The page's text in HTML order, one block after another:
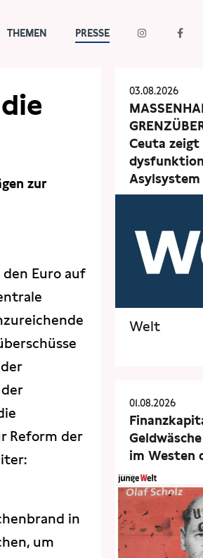
THEMEN PRESSE
zur
Euro auf
Reform der
in
um
03.08.2026
Ceuta zeigt
Asylsystem
Welt
01.08.2026
im Westen